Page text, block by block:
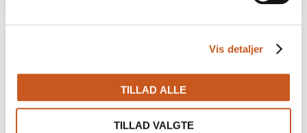
Vis detaljer
TILLAD ALLE
TILLAD VALGTE